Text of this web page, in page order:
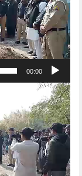
00:00
Video
Player